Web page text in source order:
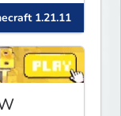
1.21.11